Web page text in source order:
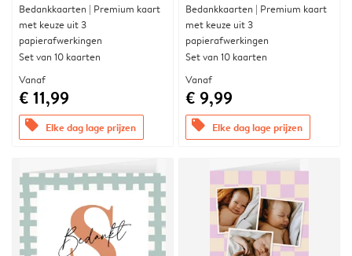
Bedankkaarten | Premium kaart
met keuze uit 3
papierafwerkingen
Set van 10 kaarten
Vanaf
€ 11,99
offers Elke dag lage prijzen
Bedankkaarten | Premium kaart
met keuze uit 3
papierafwerkingen
Set van 10 kaarten
Vanaf
€ 9,99
offers Elke dag lage prijzen